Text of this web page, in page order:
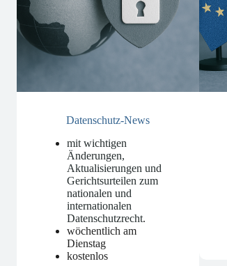
Datenschutz-News
mit wichtigen
Änderungen,
Aktualisierungen und
Gerichtsurteilen zum
nationalen und
internationalen
Datenschutzrecht.
wöchentlich am
Dienstag
kostenlos